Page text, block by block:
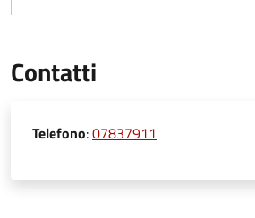
Contatti
Telefono:07837911